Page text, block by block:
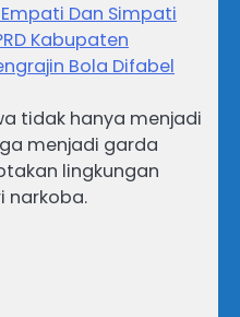
Dan Simpati
Kabupaten
Bola Difabel
tidak hanya menjadi
menjadi garda
lingkungan
narkoba.